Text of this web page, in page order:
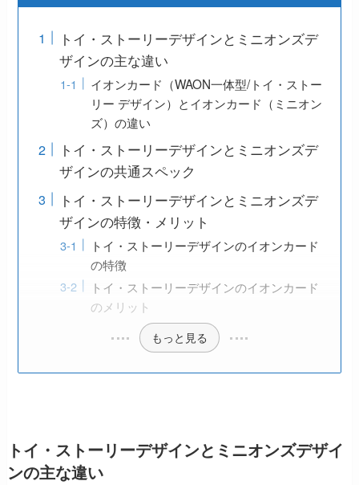
トイ・ストーリーデザインとミニオンズデ
ザインの主な違い
イオンカード（WAON一体型/トイ・ストー
リー デザイン）とイオンカード（ミニオン
ズ）の違い
トイ・ストーリーデザインとミニオンズデ
ザインの共通スペック
トイ・ストーリーデザインとミニオンズデ
ザインの特徴・メリット
トイ・ストーリーデザインのイオンカード
の特徴
トイ・ストーリーデザインのイオンカード
のメリット
もっと見る
トイ・ストーリーデザインとミニオンズデザイ
ンの主な違い